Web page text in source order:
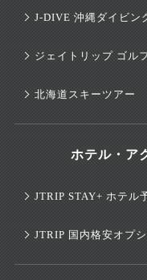
J-DIVE 沖縄ダイビン
ジェイトリップ ゴル
北海道スキーツアー
ホテル・ア
JTRIP STAY+ ホテル
JTRIP 国内格安オプ